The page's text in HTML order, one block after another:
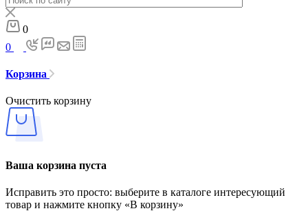
0
0
Корзина
Очистить корзину
Ваша корзина пуста
Исправить это просто: выберите в каталоге интересующий
товар и нажмите кнопку «В корзину»